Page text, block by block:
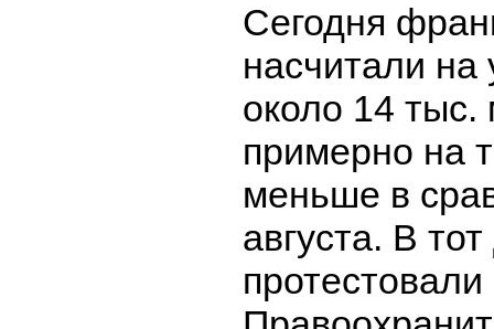
Сегодня
насчитали
около 14
примерно на
меньше в
августа. В